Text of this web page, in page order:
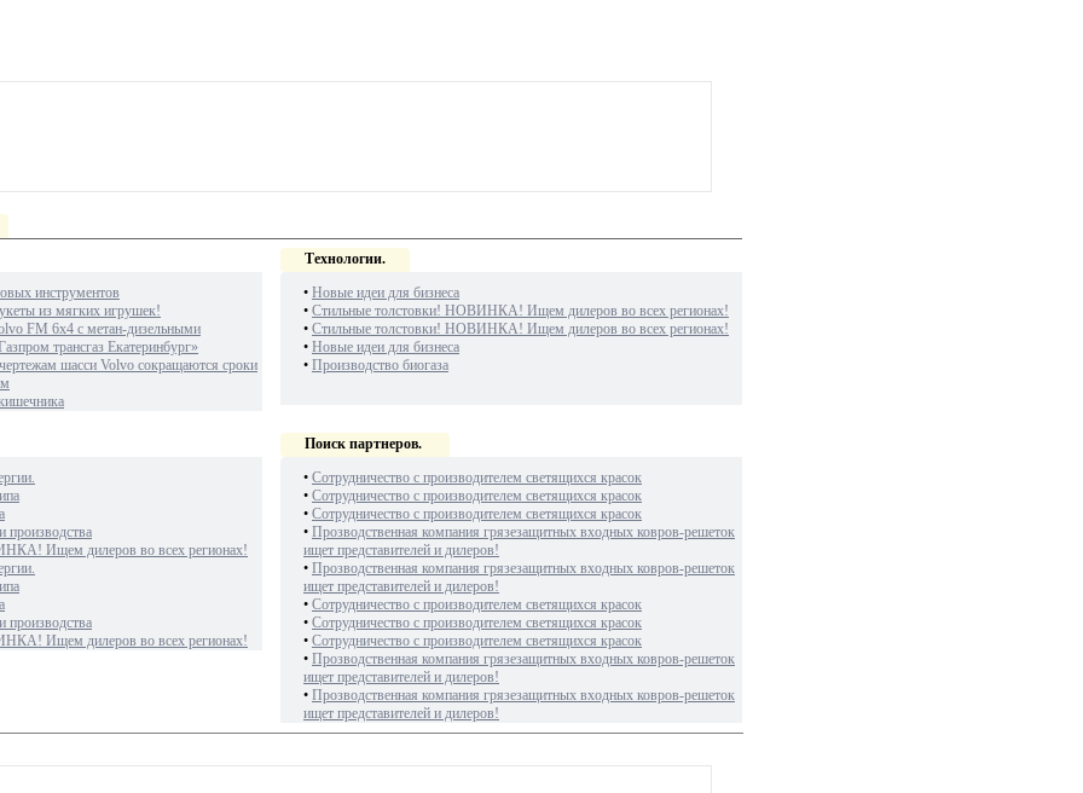
инструментов
из мягких игрушек!
FM 6х4 с метан-дизельными
трансгаз Екатеринбург»
шасси Volvo сокращаются сроки
Технологии.
• Новые идеи для бизнеса
• Стильные толстовки! НОВИНКА! Ищем дилеров во всех регионах!
• Стильные толстовки! НОВИНКА! Ищем дилеров во всех регионах!
• Новые идеи для бизнеса
• Производство биогаза
производства
Ищем дилеров во всех регионах!
производства
Ищем дилеров во всех регионах!
Поиск партнеров.
• Сотрудничество с производителем светящихся красок
• Сотрудничество с производителем светящихся красок
• Сотрудничество с производителем светящихся красок
• Прозводственная компания грязезащитных входных ковров-решеток
ищет представителей и дилеров!
• Прозводственная компания грязезащитных входных ковров-решеток
ищет представителей и дилеров!
• Сотрудничество с производителем светящихся красок
• Сотрудничество с производителем светящихся красок
• Сотрудничество с производителем светящихся красок
• Прозводственная компания грязезащитных входных ковров-решеток
ищет представителей и дилеров!
• Прозводственная компания грязезащитных входных ковров-решеток
ищет представителей и дилеров!